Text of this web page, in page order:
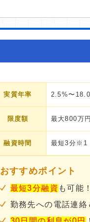
実質年率 2.5%〜
限度額 最大800万円
融資時間 最短3分※1
おすすめポイント
最短3分融資 も可能！
勤務先への電話連